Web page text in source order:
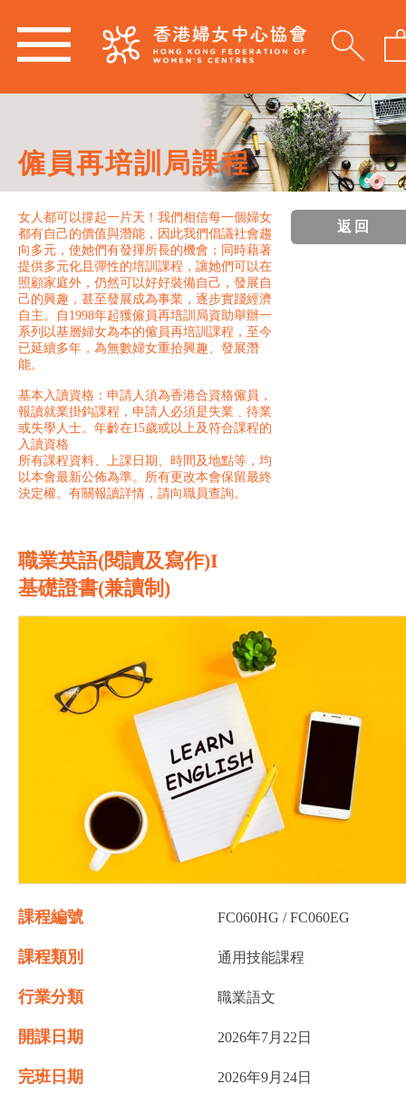
僱員再培訓局課程
女人都可以撐起一片天！我們相信每一個婦女
都有自己的價值與潛能，因此我們倡議社會趨
向多元，使她們有發揮所長的機會；同時藉著
提供多元化且彈性的培訓課程，讓她們可以在
照顧家庭外，仍然可以好好裝備自己，發展自
己的興趣，甚至發展成為事業，逐步實踐經濟
自主。自1998年起獲僱員再培訓局資助舉辦一
系列以基層婦女為本的僱員再培訓課程，至今
已延續多年，為無數婦女重拾興趣、發展潛
能。
基本入讀資格：申請人須為香港合資格僱員，
報讀就業掛鈎課程，申請人必須是失業﹑待業
或失學人士。年齡在15歲或以上及符合課程的
入讀資格
所有課程資料、上課日期、時間及地點等，均
以本會最新公佈為準。所有更改本會保留最終
決定權。有關報讀詳情，請向職員查詢。
返回
職業英語(閱讀及寫作)I
基礎證書(兼讀制)
課程編號 FC060HG / FC060EG
課程類別 通用技能課程
行業分類 職業語文
開課日期 2026年7月22日
完班日期 2026年9月24日